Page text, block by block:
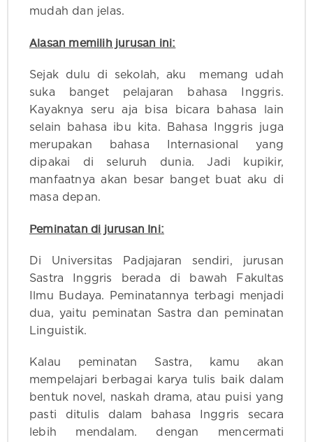
mudah dan jelas.
Alasan memilih jurusan ini:
Sejak dulu di sekolah, aku memang udah
suka banget pelajaran bahasa Inggris.
Kayaknya seru aja bisa bicara bahasa lain
selain bahasa ibu kita. Bahasa Inggris juga
merupakan bahasa Internasional yang
dipakai di seluruh dunia. Jadi kupikir,
manfaatnya akan besar banget buat aku di
masa depan.
Peminatan di jurusan Ini:
Di Universitas Padjajaran sendiri, jurusan
Sastra Inggris berada di bawah Fakultas
Ilmu Budaya. Peminatannya terbagi menjadi
dua, yaitu peminatan Sastra dan peminatan
Linguistik.
Kalau peminatan Sastra, kamu akan
mempelajari berbagai karya tulis baik dalam
bentuk novel, naskah drama, atau puisi yang
pasti ditulis dalam bahasa Inggris secara
lebih mendalam. dengan mencermati